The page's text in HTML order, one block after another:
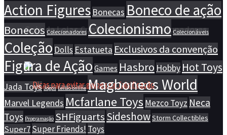
Guia de Lojas Confiáveis para Colecionadores
Action Figures Bonecas Boneco de ação
Bonecos Colecionadores Colecionismo Colecionáveis
Coleção Dolls Estatueta Exclusivos da convenção
Figura de Ação Games Hasbro Hobby Hot Toys
Jada Toys Jogos Leilão online Magbonecs World
Marvel Legends Mcfarlane Toys Mezco Toyz Neca
Toys Programação SHFiguartsSideshowStorm Collectibles
Super7Super Friends! Toys